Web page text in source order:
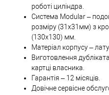
роботі циліндра.
Система Modular –
розміру (31х31мм) з
(130х130) мм.
Матеріал корпусу –
Виготовлення
картці власника.
Гарантія – 12 місяців.
Довічне сервісне